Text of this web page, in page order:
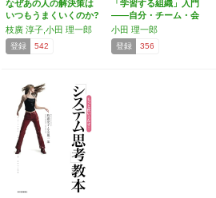
なぜあの人の解決策は
いつもうまくいくのか?
―…
枝廣 淳子,小田 理一郎
登録 542
「学習する組織」入門
――自分・チーム・会
社が…
小田 理一郎
登録 356